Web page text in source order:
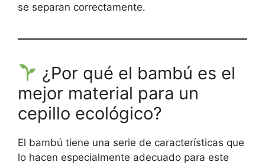
se separan correctamente.
¿Por qué el bambú es el
mejor material para un
cepillo ecológico?
El bambú tiene una serie de características que
lo hacen especialmente adecuado para este